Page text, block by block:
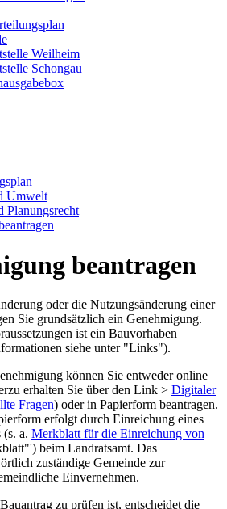
Weilheim
Schongau
Umwelt
Planungsrecht
beantragen
oder die Nutzungsänderung einer
Sie grundsätzlich ein Genehmigung.
ist ein Bauvorhaben
siehe unter "Links").
können Sie entweder online
erhalten Sie über den Link > Digitaler
Fragen) oder in Papierform beantragen.
erfolgt durch Einreichung eines
a. Merkblatt für die Einreichung von
beim Landratsamt. Das
zuständige Gemeinde zur
Einvernehmen.
zu prüfen ist, entscheidet die